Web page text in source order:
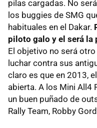
pilas cargadas. No
los buggies de SMG
habituales en el Dakar.
piloto galo y el será la
El objetivo no será
luchar contra sus
claro es que en 2013,
abierta. A los Mini All4
un buen puñado de
Rally Team, Robby